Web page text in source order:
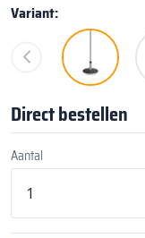
Variant:
Direct bestellen
Aantal